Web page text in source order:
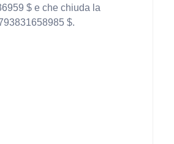
$ e che chiuda la
$.